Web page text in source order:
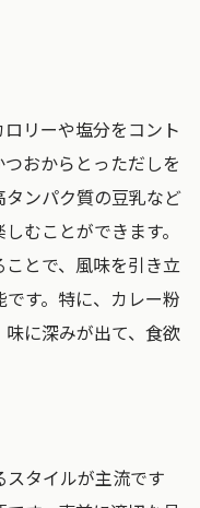
リーや塩分をコント
おからとっただしを
ンパク質の豆乳など
むことができます。
とで、風味を引き立
す。特に、カレー粉
に深みが出て、食欲
タイルが主流です